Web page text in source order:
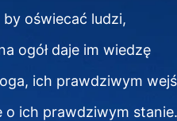
by oświecać ludzi,
ogół daje im wiedzę
ich prawdziwym
o ich prawdziwym stanie.